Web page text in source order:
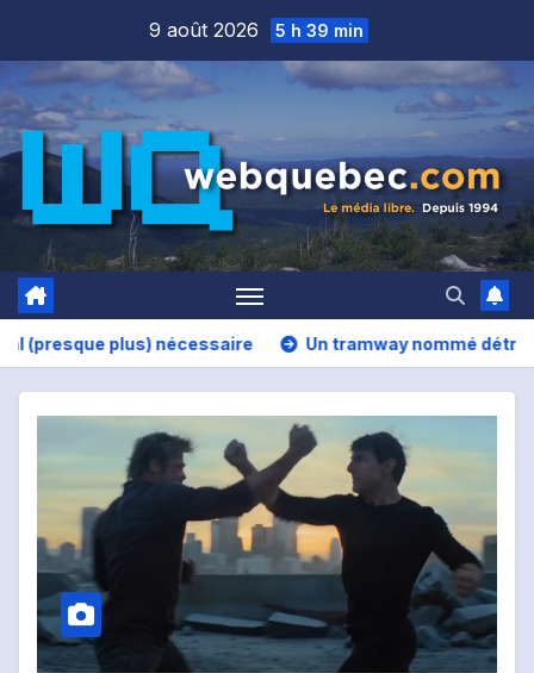
content
9 août 2026 5 h 39 min
nécessaire Un tramway nommé détruire Le